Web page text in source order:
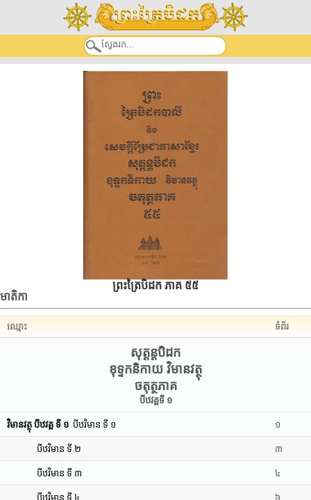
ព្រះត្រៃបិដក ភាគ ៥៥
មាតិកា
ឈ្មោះ ទំព័រ
សុត្តន្តបិដក
ខុទ្ទកនិកាយ វិមានវត្ថុ
ចតុត្ថភាគ
បីឋវគ្គទី ១
វិមានវត្ថុ បីឋវគ្គ ទី ១ បីឋវិមាន ទី ១ ១
បីឋវិមាន ទី ២ ៣
បីឋវិមាន ទី ៣ ៤
បីឋវិមាន ទី ៤ ៦